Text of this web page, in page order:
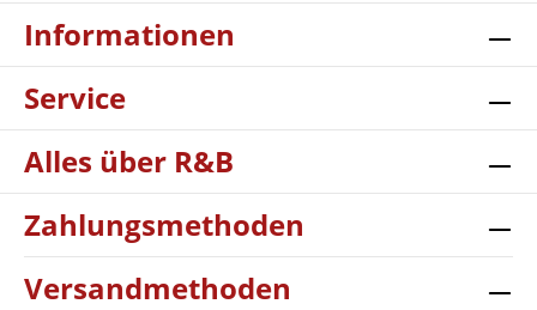
Informationen
Service
Alles über R&B
Zahlungsmethoden
Versandmethoden